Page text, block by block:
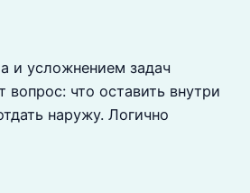
и усложнением задач
вопрос: что оставить внутри
наружу. Логично